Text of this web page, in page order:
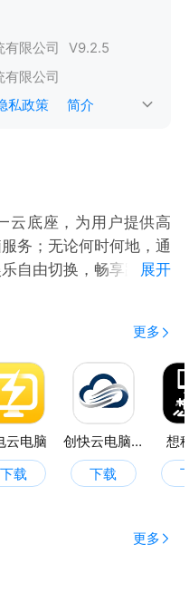
限公司 V9.2.5
限公司
私政策 简介
云底座，为用户提供高
务；无论何时何地，通
自由切换，畅享跨设备
展开
更多
云电脑
下载
创快云电脑助手
下载
想
更多